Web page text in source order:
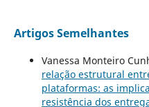
Artigos Semelhantes
Vanessa Monteiro
relação estrutural
plataformas: as
resistência dos